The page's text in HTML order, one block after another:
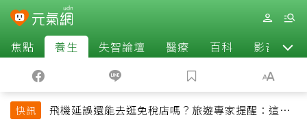
焦點 養生 失智論壇 醫療 百科 影音
快訊
飛機延誤還能去逛免稅店嗎？旅遊專家提醒：這個